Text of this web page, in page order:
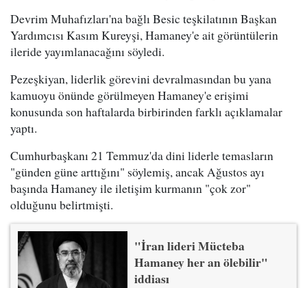
Devrim Muhafızları'na bağlı Besic teşkilatının Başkan
Yardımcısı Kasım Kureyşi, Hamaney'e ait görüntülerin
ileride yayımlanacağını söyledi.
Pezeşkiyan, liderlik görevini devralmasından bu yana
kamuoyu önünde görülmeyen Hamaney'e erişimi
konusunda son haftalarda birbirinden farklı açıklamalar
yaptı.
Cumhurbaşkanı 21 Temmuz'da dini liderle temasların
"günden güne arttığını" söylemiş, ancak Ağustos ayı
başında Hamaney ile iletişim kurmanın "çok zor"
olduğunu belirtmişti.
"İran lideri Mücteba
Hamaney her an ölebilir"
iddiası